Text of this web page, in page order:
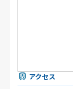
アクセス